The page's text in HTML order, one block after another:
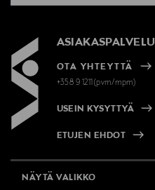
ASIAKASPALVELU
OTA YHTEYTTÄ
+358 9 1211(pvm/mpm)
USEIN KYSYTTYÄ
ETUJEN EHDOT
NÄYTÄ VALIKKO